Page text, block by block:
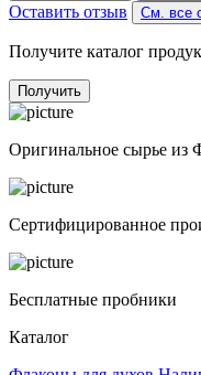
Оставить отзыв См. все
Получите каталог
Получить
Оригинальное сырье из
Сертифицированное
Бесплатные пробники
Каталог